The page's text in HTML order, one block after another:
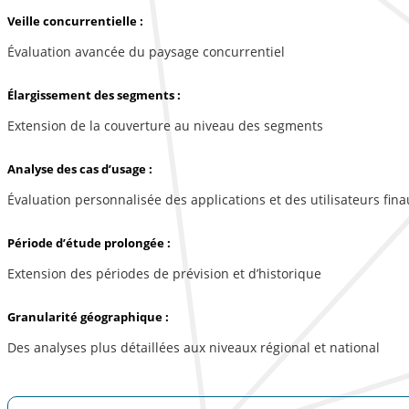
Veille concurrentielle :
Évaluation avancée du paysage concurrentiel
Élargissement des segments :
Extension de la couverture au niveau des segments
Analyse des cas d’usage :
Évaluation personnalisée des applications et des utilisateurs
Période d’étude prolongée :
Extension des périodes de prévision et d’historique
Granularité géographique :
Des analyses plus détaillées aux niveaux régional et national